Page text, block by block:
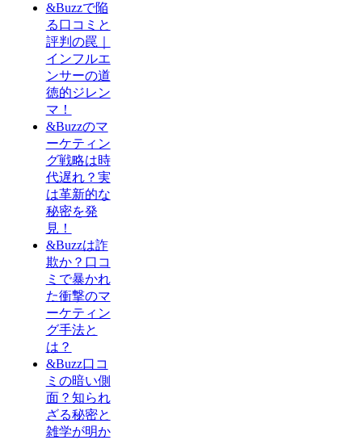
&Buzzで陥
る口コミと
評判の罠｜
インフルエ
ンサーの道
徳的ジレン
マ！
&Buzzのマ
ーケティン
グ戦略は時
代遅れ？実
は革新的な
秘密を発
見！
&Buzzは詐
欺か？口コ
ミで暴かれ
た衝撃のマ
ーケティン
グ手法と
は？
&Buzz口コ
ミの暗い側
面？知られ
ざる秘密と
雑学が明か